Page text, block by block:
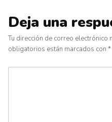
Deja una
Tu dirección de correo electrónico
obligatorios están marcados con *